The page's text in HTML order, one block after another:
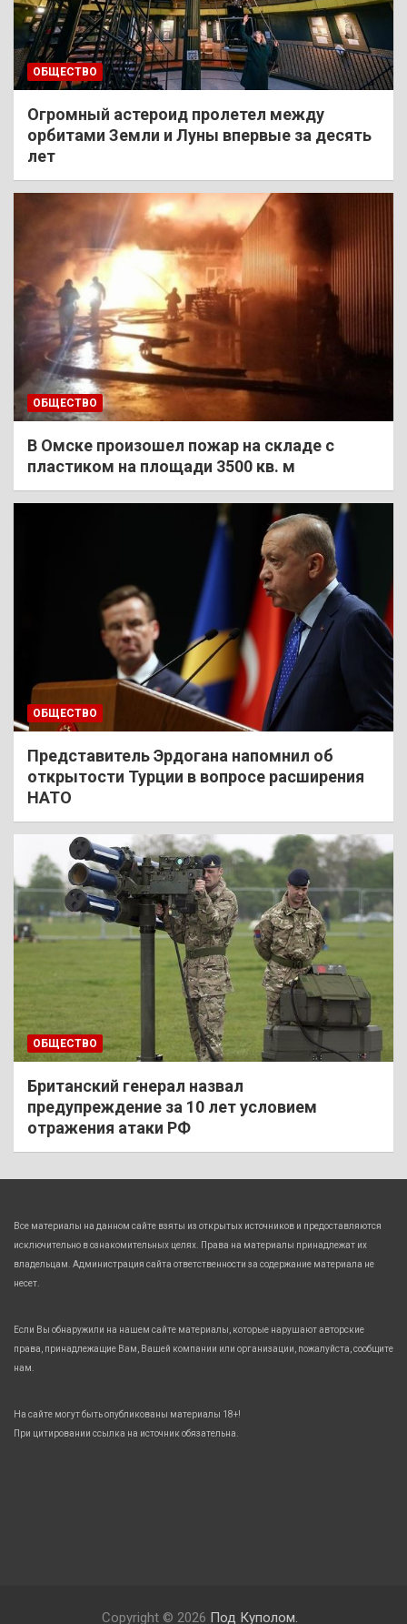
ОБЩЕСТВО
Огромный астероид пролетел между
орбитами Земли и Луны впервые за десять
лет
ОБЩЕСТВО
В Омске произошел пожар на складе с
пластиком на площади 3500 кв. м
ОБЩЕСТВО
Представитель Эрдогана напомнил об
открытости Турции в вопросе расширения
НАТО
ОБЩЕСТВО
Британский генерал назвал
предупреждение за 10 лет условием
отражения атаки РФ
Все материалы на данном сайте взяты из открытых источников и предоставляются
исключительно в ознакомительных целях. Права на материалы принадлежат их
владельцам. Администрация сайта ответственности за содержание материала не
несет.
Если Вы обнаружили на нашем сайте материалы, которые нарушают авторские
права, принадлежащие Вам, Вашей компании или организации, пожалуйста, сообщите
нам.
На сайте могут быть опубликованы материалы 18+!
При цитировании ссылка на источник обязательна.
Copyright © 2026 Под Куполом.